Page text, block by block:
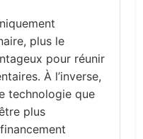
plus le
pour réunir
À l’inverse,
technologie que
plus